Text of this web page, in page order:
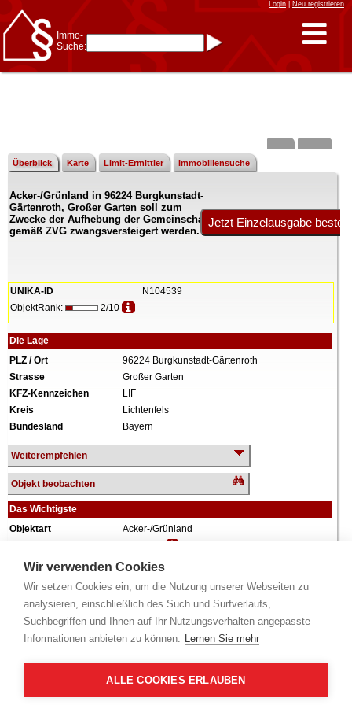
Wir verwenden Cookies
Wir setzen Cookies ein, um die Nutzung unserer Webseiten zu
analysieren, einschließlich des Such und Surfverlaufs,
Suchbegriffen und Ihnen auf Ihr Nutzungsverhalten angepasste
Informationen anbieten zu können. Lernen Sie mehr
ALLE COOKIES ERLAUBEN
Login| Neu registrieren
Immo-
Suche:
z.B.:15 Frankfurtfür
Frankfurt/Oder
und6 Frankfurtfür Frankfurt
Immobiliensuche
nach Kreis
nach Amtsgericht
Überblick Karte Limit-Ermittler Immobiliensuche
Acker-/Grünland in 96224 Burgkunstadt-
Gärtenroth, Großer Garten soll zum
Zwecke der Aufhebung der Gemeinschaft
gemäß ZVG zwangsversteigert werden.
UNIKA-ID
N104539
ObjektRank:
2/10
Die Lage
PLZ / Ort
96224 Burgkunstadt-Gärtenroth
Strasse
Großer Garten
KFZ-Kennzeichen
LIF
Kreis
Lichtenfels
Bundesland
Bayern
Weiterempfehlen
Objekt beobachten
Das Wichtigste
Objektart
Acker-/Grünland
Wiederholungstermin
Nein
32.126 m²
Weiteres
Alle Angaben ohne Gewähr.